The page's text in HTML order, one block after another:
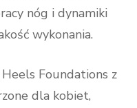
nóg i dynamiki
wykonania.
Foundations z
dla kobiet,